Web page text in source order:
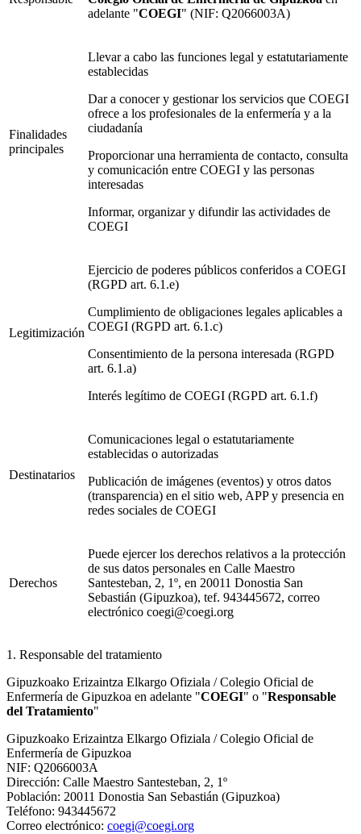
adelante "COEGI" (NIF: Q2066003A)
Finalidades
principales
Llevar a cabo las funciones legal y estatutariamente
establecidas
Dar a conocer y gestionar los servicios que COEGI
ofrece a los profesionales de la enfermería y a la
ciudadanía
Proporcionar una herramienta de contacto, consulta
y comunicación entre COEGI y las personas
interesadas
Informar, organizar y difundir las actividades de
COEGI
Legitimización
Ejercicio de poderes públicos conferidos a COEGI
(RGPD art. 6.1.e)
Cumplimiento de obligaciones legales aplicables a
COEGI (RGPD art. 6.1.c)
Consentimiento de la persona interesada (RGPD
art. 6.1.a)
Interés legítimo de COEGI (RGPD art. 6.1.f)
Destinatarios
Comunicaciones legal o estatutariamente
establecidas o autorizadas
Publicación de imágenes (eventos) y otros datos
(transparencia) en el sitio web, APP y presencia en
redes sociales de COEGI
Derechos
Puede ejercer los derechos relativos a la protección
de sus datos personales en Calle Maestro
Santesteban, 2, 1º, en 20011 Donostia San
Sebastián (Gipuzkoa), tef. 943445672, correo
electrónico coegi@coegi.org
1. Responsable del tratamiento
Gipuzkoako Erizaintza Elkargo Ofiziala / Colegio Oficial de
Enfermería de Gipuzkoa en adelante "COEGI" o "Responsable
del Tratamiento"
Gipuzkoako Erizaintza Elkargo Ofiziala / Colegio Oficial de
Enfermería de Gipuzkoa
NIF: Q2066003A
Dirección: Calle Maestro Santesteban, 2, 1º
Población: 20011 Donostia San Sebastián (Gipuzkoa)
Teléfono: 943445672
Correo electrónico: coegi@coegi.org